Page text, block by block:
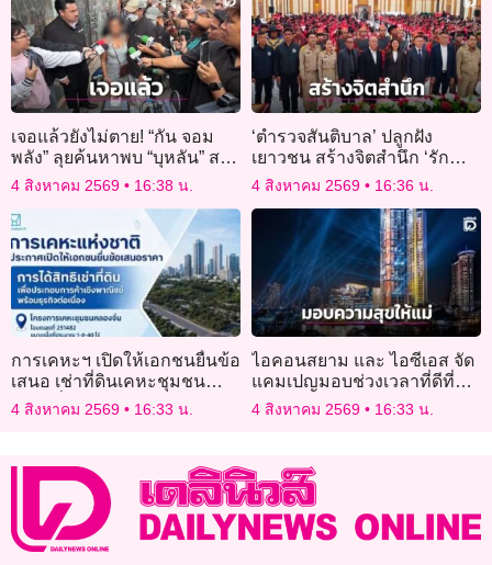
เจอแล้วยังไม่ตาย! “กัน จอม
พลัง” ลุยค้นหาพบ “บุหลัน” สาว
พัทยาผู้สูญหาย สภาพกลาย
4 สิงหาคม 2569 16:38 น.
‘ตำรวจสันติบาล’ ปลูกฝัง
เยาวชน สร้างจิตสำนึก ‘รัก
ชาติ-ศาสน์-กษัตริย์’
4 สิงหาคม 2569 16:36 น.
การเคหะฯ เปิดให้เอกชนยื่นข้อ
เสนอ เช่าที่ดินเคหะชุมชน
คลองจั่น
4 สิงหาคม 2569 16:33 น.
ไอคอนสยาม และ ไอซีเอส จัด
แคมเปญมอบช่วงเวลาที่ดีที่สุด
ให้คุณแม่
4 สิงหาคม 2569 16:33 น.